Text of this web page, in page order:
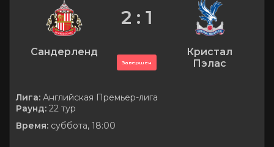
Сандерленд
2 : 1
Завершён
Кристал
Пэлас
Лига: Английская Премьер-лига
Раунд: 22 тур
Время: суббота, 18:00